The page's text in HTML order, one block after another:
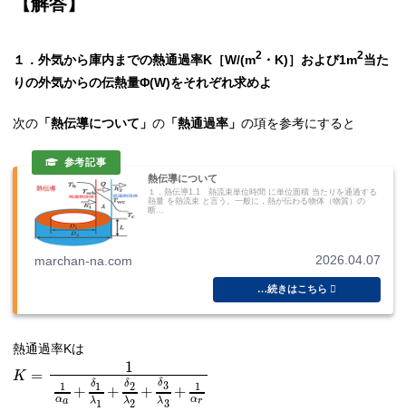
１．外気から庫内までの熱通過率K［W/(m2 ・K)］および1m2当た
りの外気からの伝熱量Φ(W)をそれぞれ求めよ
次の 「熱伝導について」 の 「熱通過率」 の項を参考にすると
熱伝導について
１．熱伝導1.1 熱流束単位時間 に単位面積 当たりを通過する
熱量 を熱流束 と言う。一般に，熱が伝わる物体（物質）の
断...
marchan-na.com 2026.04.07
熱通過率Kは
K = 1
1
αa + δ1
λ1
+ δ2
λ2
+ δ3
λ3
+ 1
αr